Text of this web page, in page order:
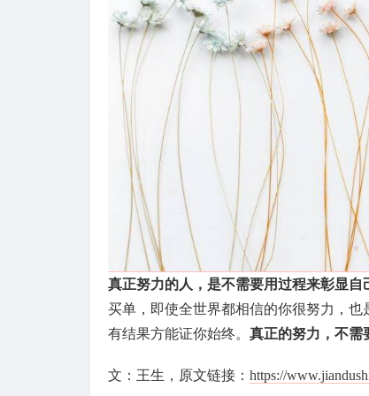
真正努力的人，是不需要用过程来彰显自
买单，即使全世界都相信的你很努力，
有结果方能证你始终。 真正的努力，不需
文：王生，原文链接： https://